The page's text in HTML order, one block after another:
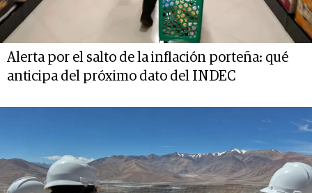
Alerta por el salto de la inflación porteña: qué
anticipa del próximo dato del INDEC